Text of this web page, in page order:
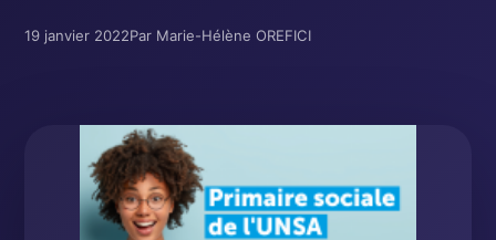
19 janvier 2022Par Marie-Hélène OREFICI